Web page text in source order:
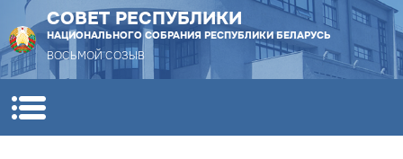
СОВЕТ РЕСПУБЛИКИ
НАЦИОНАЛЬНОГО СОБРАНИЯ РЕСПУБЛИКИ БЕЛАРУСЬ
ВОСЬМОЙ СОЗЫВ